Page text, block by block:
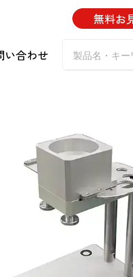
い合わせ
無料お